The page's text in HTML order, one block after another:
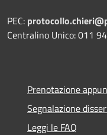
PEC:
Centralino Unico: 011
Prenotazione
Segnalazione
Leggi le FAQ